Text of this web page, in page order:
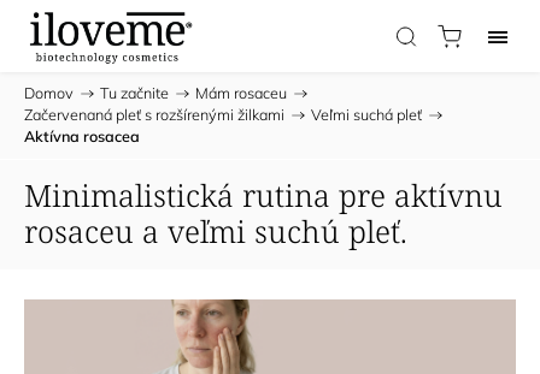
Domov / Tu začnite / Mám rosaceu /
Začervenaná pleť s rozšírenými žilkami / Veľmi suchá pleť /
Aktívna rosacea
Minimalistická rutina pre aktívnu
rosaceu a veľmi suchú pleť.